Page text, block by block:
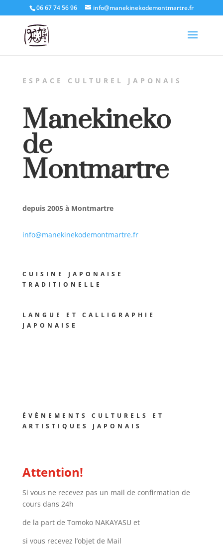
06 67 74 56 96 info@manekinekodemontmartre.fr
ESPACE CULTUREL JAPONAIS
Manekineko
de
Montmartre
depuis 2005 à Montmartre
info@manekinekodemontmartre.fr
CUISINE JAPONAISE
TRADITIONELLE
LANGUE ET CALLIGRAPHIE
JAPONAISE
ÉVÈNEMENTS CULTURELS ET
ARTISTIQUES JAPONAIS
Attention!
Si vous ne recevez pas un mail de confirmation de
cours dans 24h
de la part de Tomoko NAKAYASU et
si vous recevez l’objet de Mail